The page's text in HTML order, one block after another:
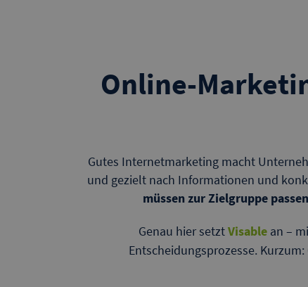
Online-
Gutes Internetmarketing macht
und gezielt nach Informationen und
müssen zur Zielgruppe
Genau hier setztVisable an –
Entscheidungsprozesse.